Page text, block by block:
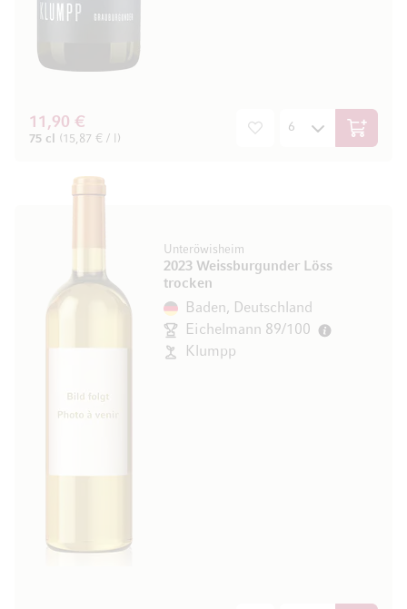
11,90 €
75 cl (15,87 € / l) In den
Unteröwisheim
2023 Weissburgunder Löss
trocken
Baden, Deutschland
Eichelmann 89/100
Klumpp